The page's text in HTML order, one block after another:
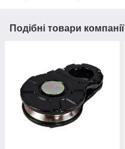
Подібні товари компанії